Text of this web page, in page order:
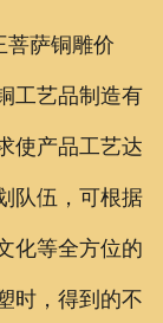
菩萨铜雕价
工艺品制造有
使产品工艺达
队伍，可根据
化等全方位的
时，得到的不